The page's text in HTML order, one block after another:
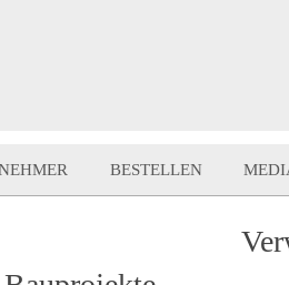
BESTELLEN